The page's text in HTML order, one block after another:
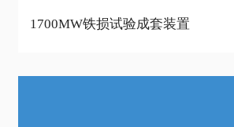
1700MW铁损试验成套装置